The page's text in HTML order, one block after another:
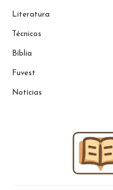
Literatura
Técnicos
Bíblia
Fuvest
Notícias